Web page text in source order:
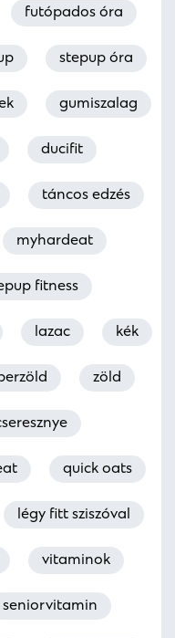
futópados óra
stepup óra
gumiszalag
ducifit
táncos edzés
myhardeat
fitness
lazac kék
zöld
quick oats
légy fitt sziszóval
vitaminok
seniorvitamin